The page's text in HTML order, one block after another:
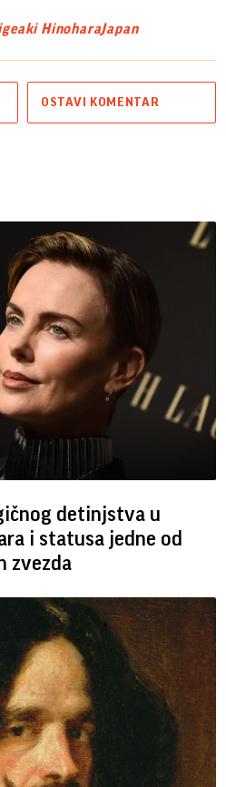
HinoharaJapan
OSTAVI KOMENTAR
detinjstva u
i statusa jedne od
zvezda